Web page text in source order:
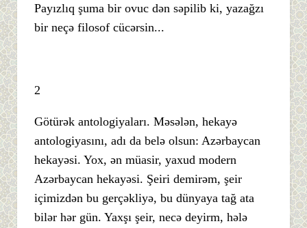
Payızlıq şuma bir ovuc dən səpilib ki, yazağzı
bir neçə filosof cücərsin...
2
Götürək antologiyaları. Məsələn, hekayə
antologiyasını, adı da belə olsun: Azərbaycan
hekayəsi. Yox, ən müasir, yaxud modern
Azərbaycan hekayəsi. Şeiri demirəm, şeir
içimizdən bu gerçəkliyə, bu dünyaya tağ ata
bilər hər gün. Yaxşı şeir, necə deyirm, hələ